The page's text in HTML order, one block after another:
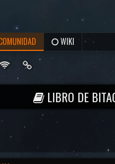
WIKI
LIBRO DE